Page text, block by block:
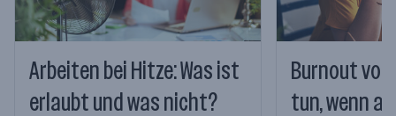
Arbeiten bei Hitze: Was ist
erlaubt und was nicht?
Burnout
tun, wenn